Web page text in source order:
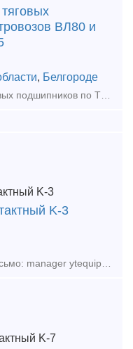
ВЛ80 и
, Белгороде
K-3
Связаться с нами Электронное письмо: manager ytequipment net export ytequipment net Веб-сайт: ytminig net/ телефонный номер: +86 17369222201 86 - 731 - 58528855